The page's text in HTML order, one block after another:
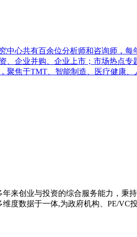
心共有百余位分析师和咨询师，
企业并购、企业上市；市场热点
焦于TMT、智能制造、医疗健康、
来创业与投资的综合服务能力，秉
度数据于一体,为政府机构、PE/VC